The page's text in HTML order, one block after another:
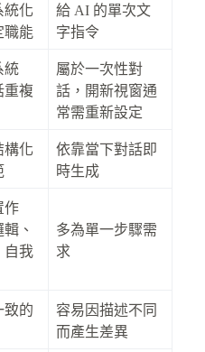
統化
職能
給 AI 的單次文
字指令
統
重複
屬於一次性對
話，開新視窗通
常需重新設定
構化
依靠當下對話即
時生成
作
、
自我
多為單一步驟需
求
致的
容易因描述不同
而產生差異